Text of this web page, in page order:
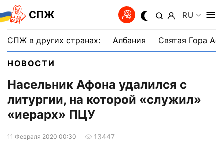
СПЖ RU
СПЖ в других странах: Албания Святая Гора
НОВОСТИ
Насельник Афона удалился с
литургии, на которой «служил»
«иерарх» ПЦУ
11 Февраля 2020 00:30
13447